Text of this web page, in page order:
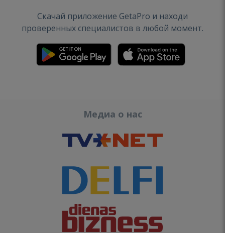
Скачай приложение GetaPro и находи
проверенных специалистов в любой момент.
Медиа о нас